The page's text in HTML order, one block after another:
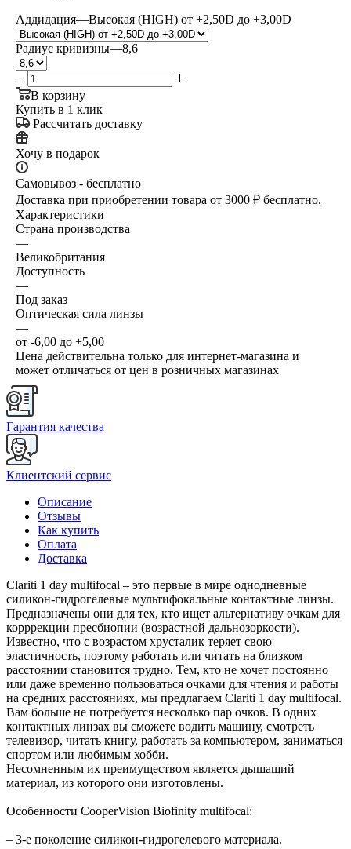
Аддидация—Высокая (HIGH) от +2,50D до +3,00D
Радиус кривизны—8,6
В корзину
Купить в 1 клик
Рассчитать доставку
Хочу в подарок
Самовывоз - бесплатно
Доставка при приобретении товара от 3000 ₽ бесплатно.
Характеристики
Страна производства
—
Великобритания
Доступность
—
Под заказ
Оптическая сила линзы
—
от -6,00 до +5,00
Цена действительна только для интернет-магазина и
может отличаться от цен в розничных магазинах
Гарантия качества
Клиентский сервис
Описание
Отзывы
Как купить
Оплата
Доставка
Clariti 1 day multifocal – это первые в мире однодневные
силикон-гидрогелевые мультифокальные контактные линзы.
Предназначены они для тех, кто ищет альтернативу очкам для
корррекции пресбиопии (возрастной дальнозоркости).
Известно, что с возрастом хрусталик теряет свою
эластичность, поэтому работать или читать на близком
расстоянии становится трудно. Тем, кто не хочет постоянно
или даже временно пользоваться очками для чтения и работы
на средних расстояниях, мы предлагаем Clariti 1 day multifocal.
Вам больше не потребуется несколько пар очков. В одних
контактных линзах вы сможете водить машину, смотреть
телевизор, читать книгу, работать за компьютером, заниматься
спортом или любимым хобби.
Несомненным их преимуществом является дышащий
материал, из которого они изготовлены.
Особенности CooperVision Biofinity multifocal:
– 3-е поколение силикон-гидрогелевого материала.